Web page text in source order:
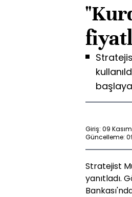
Giriş: 09
Güncelleme:
Stratejist
yanıtladı.